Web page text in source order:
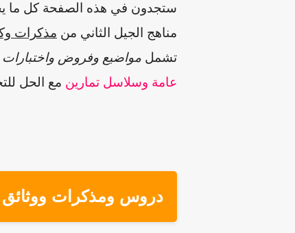
ستجدون في هذه الصفحة كل ما
مناهج الجيل الثاني من مذكرات
تشمل مواضيع وفروض واختبارات
عامة وسلاسل تمارين مع الحل
دروس ومذكرات ووثائق